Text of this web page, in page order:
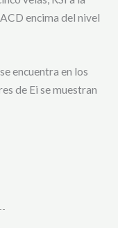
encima del nivel
encuentra en los
de Ei se muestran